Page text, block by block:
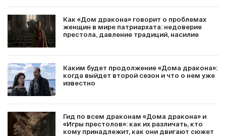
Как «Дом дракона» говорит о проблемах
женщин в мире патриархата: недоверие
престола, давление традиций, насилие
Каким будет продолжение «Дома дракона»:
когда выйдет второй сезон и что о нем уже
известно
Гид по всем драконам «Дома дракона» и
«Игры престолов»: как их различать, кто
кому принадлежит, как они двигают сюжет